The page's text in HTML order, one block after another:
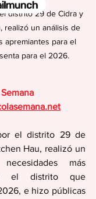
distrito 29 de Cidra y
realizó un análisis de
apremiantes para el
para el 2026.
el distrito 29 de
Hau, realizó un
más
el distrito que
e hizo públicas